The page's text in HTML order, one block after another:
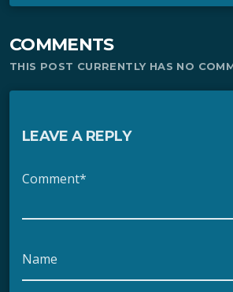
COMMENTS
THIS POST CURRENTLY HAS NO
LEAVE A REPLY
Comment*
Name